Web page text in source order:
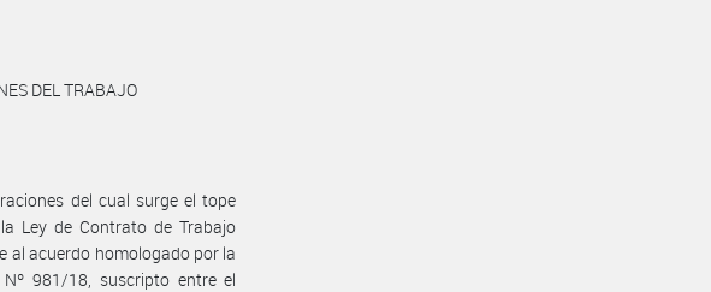
DEL TRABAJO
del cual surge el tope
Ley de Contrato de Trabajo
al acuerdo homologado por la
Nº 981/18, suscripto entre el